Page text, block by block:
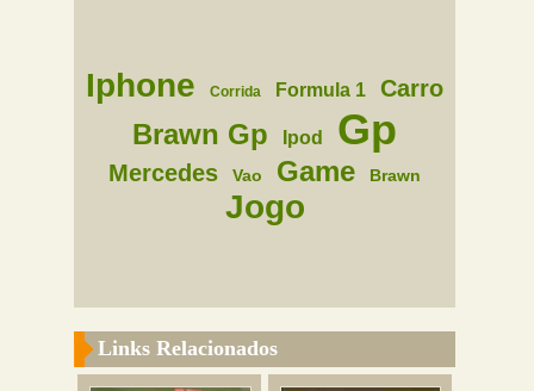
Iphone Corrida Formula 1 Carro
Brawn Gp Ipod Gp
Mercedes Vao Game Brawn
Jogo
Links Relacionados